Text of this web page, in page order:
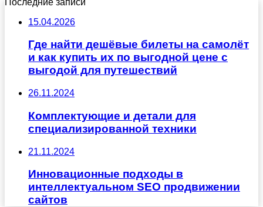
15.04.2026
Где найти дешёвые билеты на самолёт
и как купить их по выгодной цене с
выгодой для путешествий
26.11.2024
Комплектующие и детали для
специализированной техники
21.11.2024
Инновационные подходы в
интеллектуальном SEO продвижении
сайтов